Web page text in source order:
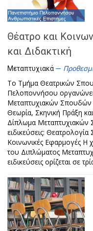
Θέατρο και
και Διδακτική
Μεταπτυχιακά
Το Τμήμα Θεατρικών
Πελοποννήσου
Μεταπτυχιακών Σπουδών
Θεωρία, Σκηνική Πράξη
Δίπλωμα Μεταπτυχιακών
ειδικεύσεις: Θεατρολογία
Κοινωνικές Εφαρμογές Η
του Διπλώματος
ειδικεύσεις ορίζεται σε